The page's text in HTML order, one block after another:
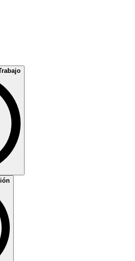
9001
sistemas de gestión de la calidad
Mejora procesos, garantiza el
la satisfacción del cliente.
para liderar auditorías internas o
buscan certificación y mejora continua.
45001
de riesgos laborales. Aprende a
sistema de gestión SST que reduzca
vigente y mejore el bienestar
frente a incidentes laborales.
en seguridad y salud ocupacional.